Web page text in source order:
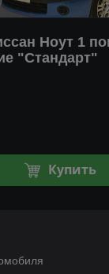
Ноут 1
"Стандарт"
Купить